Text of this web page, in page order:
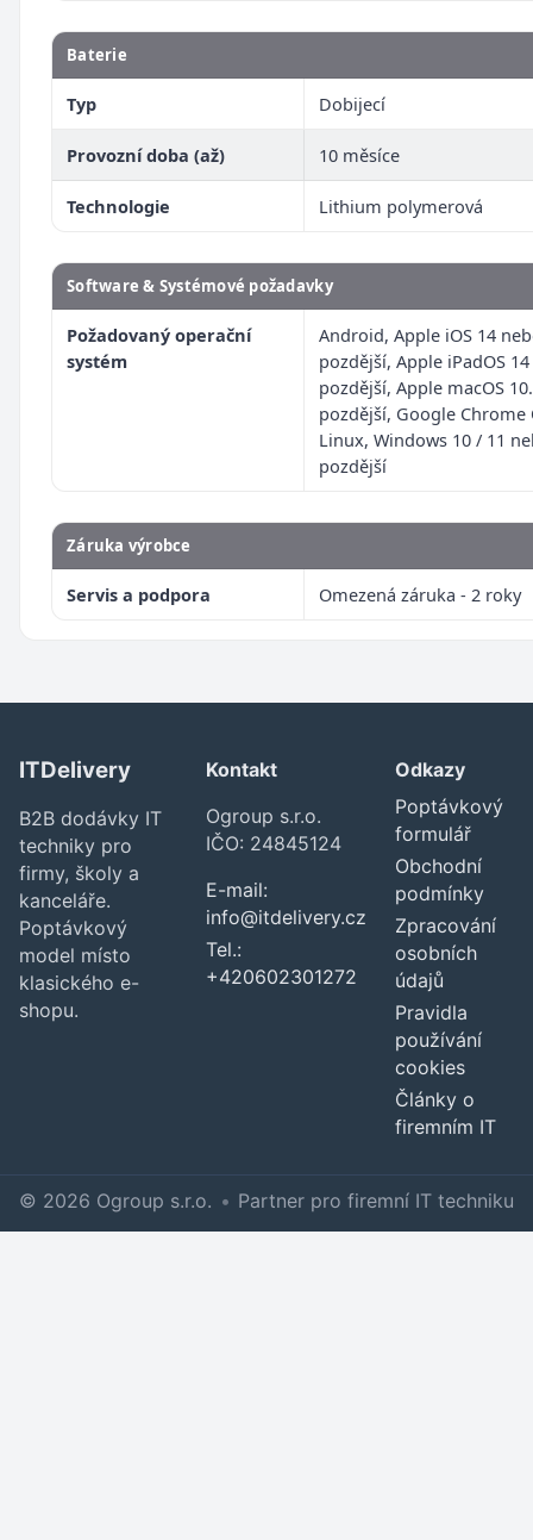
Baterie
Typ Dobijecí
Provozní doba (až) 10 měsíce
Technologie Lithium polymerová
Software & Systémové požadavky
Požadovaný operační
systém
Android, Apple iOS 14
pozdější, Apple iPadOS
pozdější, Apple macOS
pozdější, Google Chrome
Linux, Windows 10 / 11
pozdější
Záruka výrobce
Servis a podpora Omezená záruka - 2 roky
ITDelivery
B2B dodávky IT
techniky pro
firmy, školy a
kanceláře.
Poptávkový
model místo
klasického e-
shopu.
Kontakt
Ogroup s.r.o.
IČO: 24845124
E-mail:
info@itdelivery.cz
Tel.:
+420602301272
Odkazy
Poptávkový
formulář
Obchodní
podmínky
Zpracování
osobních
údajů
Pravidla
používání
cookies
Články o
firemním IT
© 2026 Ogroup s.r.o. • Partner pro firemní IT techniku